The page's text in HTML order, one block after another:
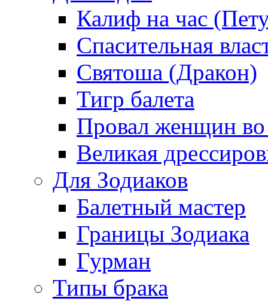
Калиф на час
Спасительная
Святоша (Дракон)
Тигр балета
Провал женщин во
Великая
Для Зодиаков
Балетный мастер
Границы Зодиака
Гурман
Типы брака